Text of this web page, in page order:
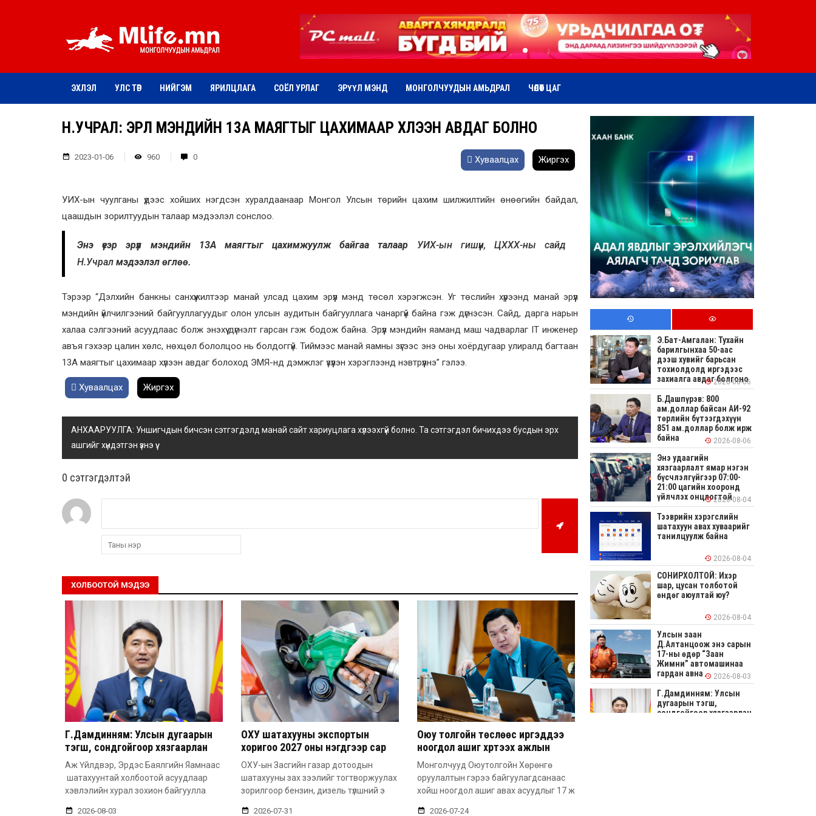
ЭХЛЭЛ УЛС ТӨР НИЙГЭМ ЯРИЛЦЛАГА СОЁЛ УРЛАГ ЭРҮҮЛ МЭНД МОНГОЛЧУУДЫН АМЬДРАЛ ЧӨЛӨӨТ ЦАГ
Н.УЧРАЛ: ЭРҮҮЛ МЭНДИЙН 13А МАЯГТЫГ ЦАХИМААР ХҮЛЭЭН АВДАГ БОЛНО
2023-01-06 960 0 Хуваалцах Жиргэх
УИХ-ын чуулганы үдээс хойших нэгдсэн хуралдаанаар Монгол Улсын төрийн цахим шилжилтийн өнөөгийн байдал,
цаашдын зорилтуудын талаар мэдээлэл сонслоо.
Энэ үеэр эрүүл мэндийн 13А маягтыг цахимжуулж байгаа талаар УИХ-ын гишүүн, ЦХХХ-ны сайд
Н.Учрал мэдээлэл өглөө.
Тэрээр “Дэлхийн банкны санхүүжилтээр манай улсад цахим эрүүл мэнд төсөл хэрэгжсэн. Уг төслийн хүрээнд манай эрүүл
мэндийн үйлчилгээний байгууллагуудыг олон улсын аудитын байгууллага чанаргүй байна гэж дүгнэсэн. Сайд, дарга нарын
халаа сэлгээний асуудлаас болж энэхүү дүгнэлт гарсан гэж бодож байна. Эрүүл мэндийн яаманд маш чадварлаг IT инженер
авъя гэхээр цалин хөлс, нөхцөл бололцоо нь болдоггүй. Тиймээс манай яамны зүгээс энэ оны хоёрдугаар улиралд багтаан
13А маягтыг цахимаар хүлээн авдаг болоход ЭМЯ-нд дэмжлэг үзүүлэн хэрэглээнд нэвтрүүлнэ” гэлээ.
Хуваалцах Жиргэх
АНХААРУУЛГА: Уншигчдын бичсэн сэтгэгдэлд манай сайт хариуцлага хүлээхгүй болно. Та сэтгэгдэл бичихдээ бусдын эрх
ашгийг хүндэтгэн үзнэ үү.
0 cэтгэгдэлтэй
ХОЛБООТОЙ МЭДЭЭ
Г.Дамдинням: Улсын дугаарын
тэгш, сондгойгоор хязгаарлан
шатахуун олгоно
Аж Үйлдвэр, Эрдэс Баялгийн Яамнаас
шатахуунтай холбоотой асуудлаар
хэвлэлийн хурал зохион байгуулла
2026-08-03
ОХУ шатахууны экспортын
хоригоо 2027 оны нэгдүгээр сар
хүртэл сунгажээ
ОХУ-ын Засгийн газар дотоодын
шатахууны зах зээлийг тогтворжуулах
зорилгоор бензин, дизель түлшний э
2026-07-31
Оюу толгойн төслөөс иргэддээ
ноогдол ашиг хүртээх ажлын
хэсэг байгуулжээ
Монголчууд Оюутолгойн Хөрөнгө
оруулалтын гэрээ байгуулагдсанаас
хойш ноогдол ашиг авах асуудлыг 17 ж
2026-07-24
Э.Бат-Амгалан: Тухайн
барилгынхаа 50-аас
дээш хувийг барьсан
тохиолдолд иргэдээс
захиалга авдаг болгоно
2026-08-06
Б.Дашпүрэв: 800
ам.доллар байсан АИ-92
төрлийн бүтээгдэхүүн
851 ам.доллар болж ирж
байна
2026-08-06
Энэ удаагийн
хязгаарлалт ямар нэгэн
бүсчлэлгүйгээр 07:00-
21:00 цагийн хооронд
үйлчлэх онцлогтой2026-08-04
Тээврийн хэрэгслийн
шатахуун авах хуваарийг
танилцуулж байна
2026-08-04
СОНИРХОЛТОЙ: Ихэр
шар, цусан толботой
өндөг аюултай юу?
2026-08-04
Улсын заан
Д.Алтанцоож энэ сарын
17-ны өдөр “Заан
Жимни” автомашинаа
гардан авна
2026-08-03
Г.Дамдинням: Улсын
дугаарын тэгш,
сондгойгоор хязгаарлан